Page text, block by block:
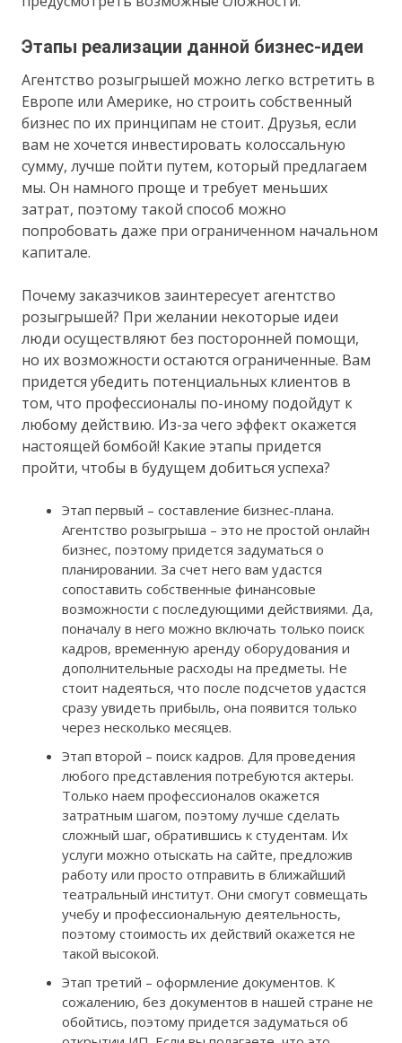
Этапы реализации данной бизнес-идеи
Агентство розыгрышей можно легко встретить в
Европе или Америке, но строить собственный
бизнес по их принципам не стоит. Друзья, если
вам не хочется инвестировать колоссальную
сумму, лучше пойти путем, который предлагаем
мы. Он намного проще и требует меньших
затрат, поэтому такой способ можно
попробовать даже при ограниченном начальном
капитале.
Почему заказчиков заинтересует агентство
розыгрышей? При желании некоторые идеи
люди осуществляют без посторонней помощи,
но их возможности остаются ограниченные. Вам
придется убедить потенциальных клиентов в
том, что профессионалы по-иному подойдут к
любому действию. Из-за чего эффект окажется
настоящей бомбой! Какие этапы придется
пройти, чтобы в будущем добиться успеха?
Этап первый – составление бизнес-плана.
Агентство розыгрыша – это не простой онлайн
бизнес, поэтому придется задуматься о
планировании. За счет него вам удастся
сопоставить собственные финансовые
возможности с последующими действиями. Да,
поначалу в него можно включать только поиск
кадров, временную аренду оборудования и
дополнительные расходы на предметы. Не
стоит надеяться, что после подсчетов удастся
сразу увидеть прибыль, она появится только
через несколько месяцев.
Этап второй – поиск кадров. Для проведения
любого представления потребуются актеры.
Только наем профессионалов окажется
затратным шагом, поэтому лучше сделать
сложный шаг, обратившись к студентам. Их
услуги можно отыскать на сайте, предложив
работу или просто отправить в ближайший
театральный институт. Они смогут совмещать
учебу и профессиональную деятельность,
поэтому стоимость их действий окажется не
такой высокой.
Этап третий – оформление документов. К
сожалению, без документов в нашей стране не
обойтись, поэтому придется задуматься об